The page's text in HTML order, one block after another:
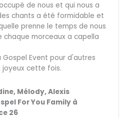
de nous et qui nous a
chants a été formidable et
prenne le temps de nous
chaque morceaux a capella
Event pour d'autres
joyeux cette fois.
Mélody, Alexis
For You Family à
26